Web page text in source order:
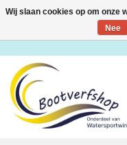
Toggle
Wij slaan cookies op om onze
Nee